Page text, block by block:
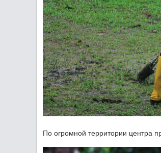
По огромной территории центра